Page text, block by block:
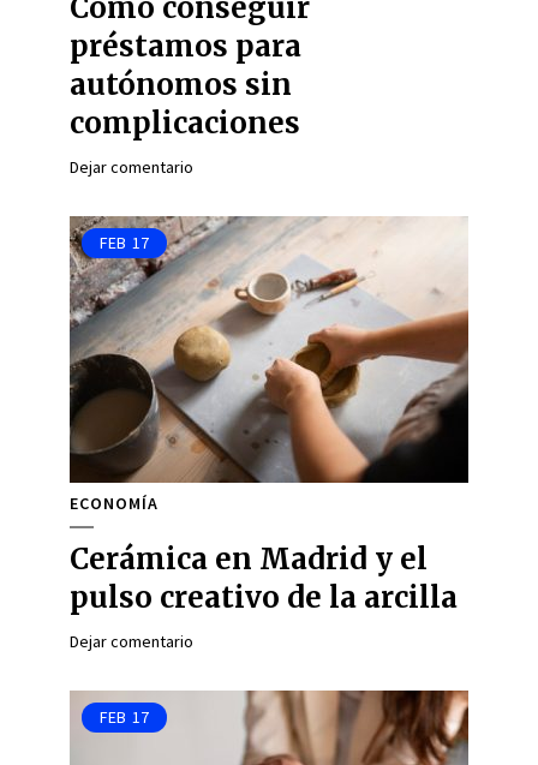
Cómo conseguir
préstamos para
autónomos sin
complicaciones
Dejar comentario
FEB 17
ECONOMÍA
Cerámica en Madrid y el
pulso creativo de la arcilla
Dejar comentario
FEB 17